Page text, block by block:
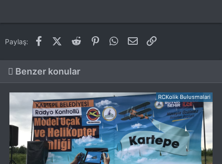
Paylaş: FacebookX (Twitter)
Reddit PinterestWhatsApp
E-posta
Benzer konular
RCKolik Bulusmalari